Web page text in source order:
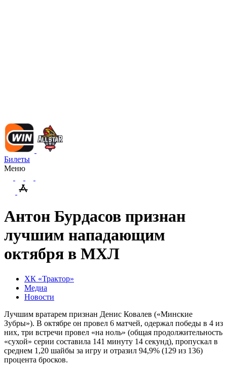
Билеты
Меню
Антон Бурдасов признан
лучшим нападающим
октября в МХЛ
ХК «Трактор»
Медиа
Новости
Лучшим вратарем признан Денис Ковалев («Минские
Зубры»). В октябре он провел 6 матчей, одержал победы в 4 из
них, три встречи провел «на ноль» (общая продолжительность
«сухой» серии составила 141 минуту 14 секунд), пропускал в
среднем 1,20 шайбы за игру и отразил 94,9% (129 из 136)
процента бросков.